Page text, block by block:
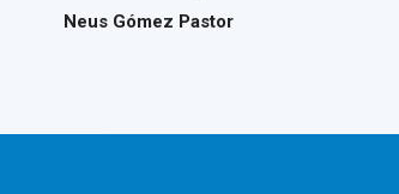
Neus Gómez Pastor